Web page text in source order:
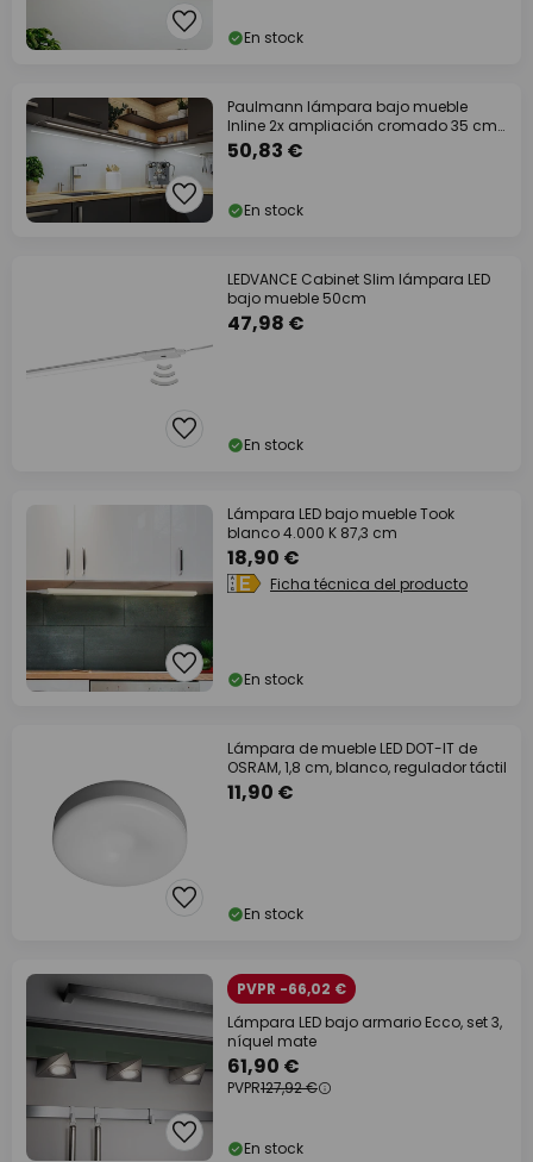
En stock
Paulmann lámpara bajo mueble
Inline 2x ampliación cromado 35 cm
830
50,83 €
En stock
LEDVANCE Cabinet Slim lámpara LED
bajo mueble 50cm
47,98 €
En stock
Lámpara LED bajo mueble Took
blanco 4.000 K 87,3 cm
18,90 €
Ficha técnica del producto
En stock
Lámpara de mueble LED DOT-IT de
OSRAM, 1,8 cm, blanco, regulador táctil
11,90 €
En stock
PVPR -66,02 €
Lámpara LED bajo armario Ecco, set 3,
níquel mate
61,90 €
PVPR127,92 €
En stock